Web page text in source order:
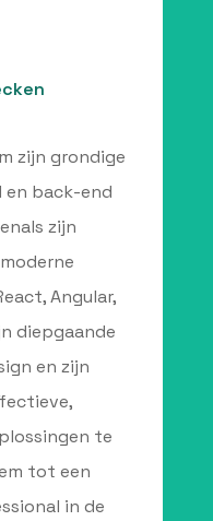
zijn grondige
back-end
zijn
Angular,
diepgaande
en zijn
te
tot een
in de